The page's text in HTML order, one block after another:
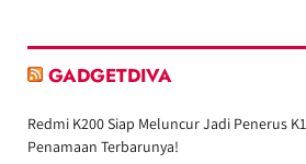
GADGETDIVA
Redmi K200 Siap Meluncur Jadi Penerus
Penamaan Terbarunya!